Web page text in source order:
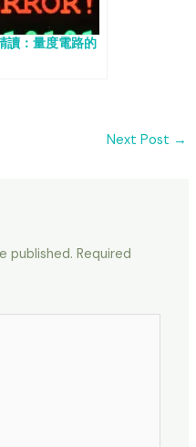
讀：量度電路的
Next Post →
published. Required